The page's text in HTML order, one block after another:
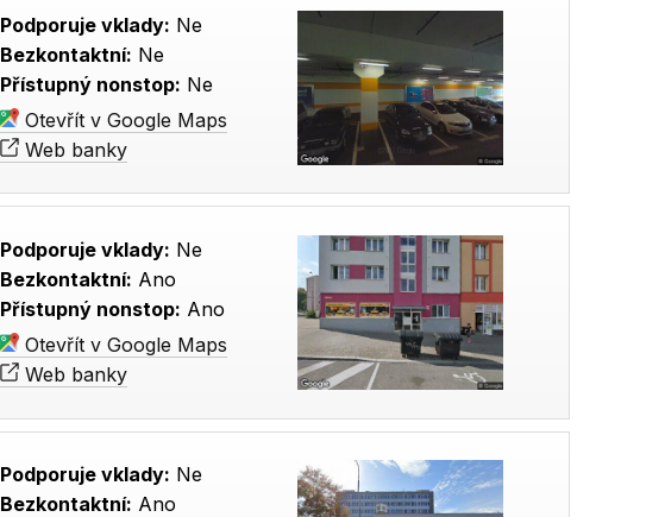
Podporuje vklady: Ne
Bezkontaktní: Ne
Přístupný nonstop: Ne
Otevřít v Google Maps
Web banky
Podporuje vklady: Ne
Bezkontaktní: Ano
Přístupný nonstop: Ano
Otevřít v Google Maps
Web banky
Podporuje vklady: Ne
Bezkontaktní: Ano